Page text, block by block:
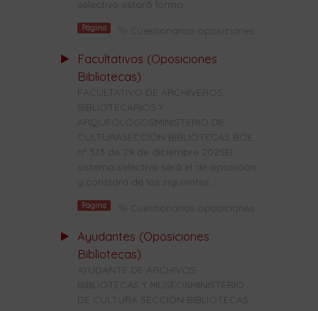
selectivo estará forma...
Página Cuestionarios oposiciones
Facultativos (Oposiciones
Bibliotecas)
FACULTATIVO DE ARCHIVEROS,
BIBLIOTECARIOS Y
ARQUEÓLOGOSMINISTERIO DE
CULTURASECCIÓN BIBLIOTECAS BOE
nº 313 de 29 de diciembre 2025El
sistema selectivo será el de oposición
y constará de los siguientes...
Página Cuestionarios oposiciones
Ayudantes (Oposiciones
Bibliotecas)
AYUDANTE DE ARCHIVOS,
BIBLIOTECAS Y MUSEOSMINISTERIO
DE CULTURA SECCIÓN BIBLIOTECAS